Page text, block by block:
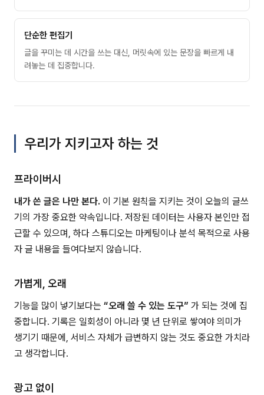
단순한 편집기
글을 꾸미는 데 시간을 쓰는 대신, 머릿속에 있는 문장을 빠르게 내
려놓는 데 집중합니다.
우리가 지키고자 하는 것
프라이버시
내가 쓴 글은 나만 본다. 이 기본 원칙을 지키는 것이 오늘의 글쓰
기의 가장 중요한 약속입니다. 저장된 데이터는 사용자 본인만 접
근할 수 있으며, 하다 스튜디오는 마케팅이나 분석 목적으로 사용
자 글 내용을 들여다보지 않습니다.
가볍게, 오래
기능을 많이 넣기보다는 “오래 쓸 수 있는 도구” 가 되는 것에 집
중합니다. 기록은 일회성이 아니라 몇 년 단위로 쌓여야 의미가
생기기 때문에, 서비스 자체가 급변하지 않는 것도 중요한 가치라
고 생각합니다.
광고 없이